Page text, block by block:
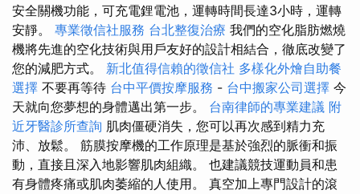
安全關機功能，可充電鋰電池，運轉時間長達3小時，運轉
安靜。 專業徵信社服務 台北整復治療 我們的空化脂肪燃燒
機將先進的空化技術與用戶友好的設計相結合，徹底改變了
您的減肥方式。 新北值得信賴的徵信社 多樣化外燴自助餐
選擇 不要再等待 台中平價按摩服務 - 台中搬家公司選擇 今
天就向您夢想的身體邁出第一步。 台南律師的專業建議 附
近牙醫診所查詢 肌肉僵硬消失，您可以再次感到精力充
沛、放鬆。 筋膜按摩機的工作原理是基於強烈的脈衝和振
動，直接且深入地影響肌肉組織。 也建議競技運動員和患
有身體疼痛或肌肉萎縮的人使用。 真空加上專門設計的滾